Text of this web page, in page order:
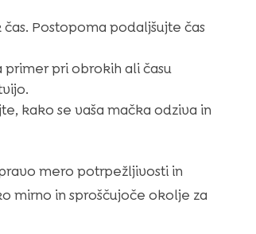
Postopoma podaljšujte čas
pri obrokih ali času
kako se vaša mačka odziva in
mero potrpežljivosti in
mirno in sproščujoče okolje za